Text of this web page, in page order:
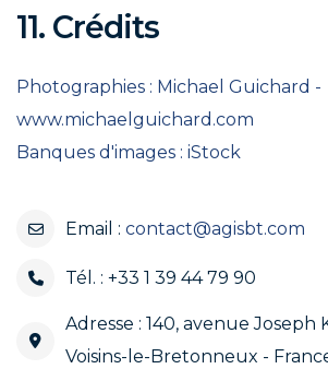
11. Crédits
Photographies : Michael Guichard -
www.michaelguichard.com
Banques d'images : iStock
Email : contact@agisbt.com
Tél. : +33 1 39 44 79 90
Adresse : 140, avenue Joseph
Voisins-le-Bretonneux -